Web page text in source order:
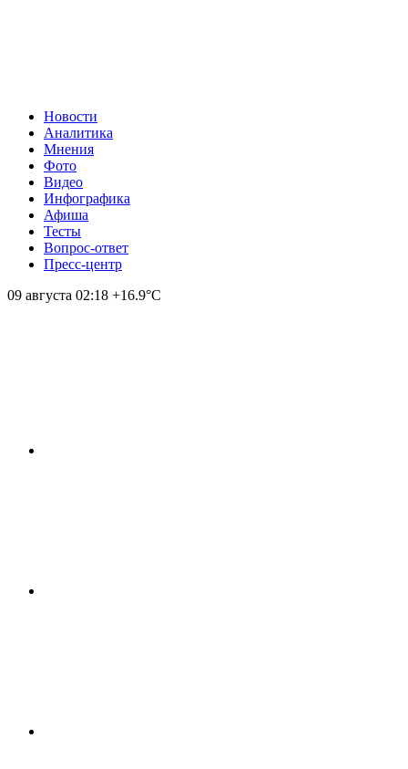
Новости
Аналитика
Мнения
Фото
Видео
Инфографика
Афиша
Тесты
Вопрос-ответ
Пресс-центр
09 августа 02:18 +16.9°С